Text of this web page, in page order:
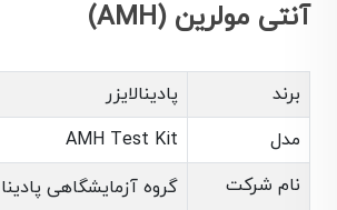
آنتی مولرین (AMH)
برند
پادینالایزر
مدل
AMH Test Kit
نام شرکت
گروه آزمایشگاهی